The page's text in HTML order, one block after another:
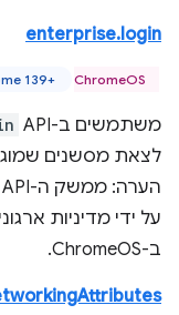
enterprise.login
139+‎ ChromeOS בלבד
משתמשים ב-API‏
לצאת מסשנים
על ידי מדיניות
ב-ChromeOS.